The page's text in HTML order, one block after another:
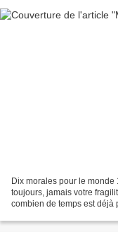
Dix morales pour le monde
toujours, jamais votre
combien de temps est déjà